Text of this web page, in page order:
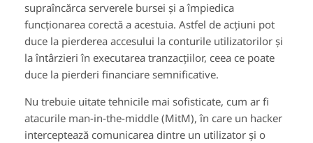
supraîncărca serverele bursei și a împiedica
funcționarea corectă a acestuia. Astfel de acțiuni pot
duce la pierderea accesului la conturile utilizatorilor și
la întârzieri în executarea tranzacțiilor, ceea ce poate
duce la pierderi financiare semnificative.
Nu trebuie uitate tehnicile mai sofisticate, cum ar fi
atacurile man-in-the-middle (MitM), în care un hacker
interceptează comunicarea dintre un utilizator și o